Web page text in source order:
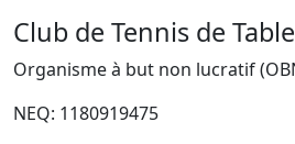
Club de Tennis de
Organisme à but non lucratif
NEQ: 1180919475